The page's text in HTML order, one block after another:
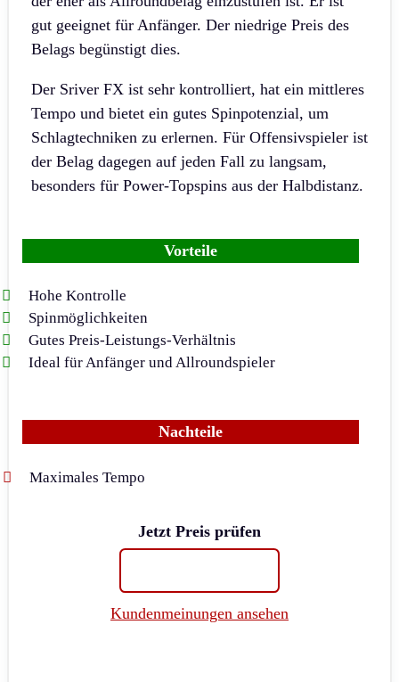
gut geeignet für Anfänger. Der niedrige Preis des
Belags begünstigt dies.
Der Sriver FX ist sehr kontrolliert, hat ein mittleres
Tempo und bietet ein gutes Spinpotenzial, um
Schlagtechniken zu erlernen. Für Offensivspieler ist
der Belag dagegen auf jeden Fall zu langsam,
besonders für Power-Topspins aus der Halbdistanz.
Vorteile
Hohe Kontrolle
Spinmöglichkeiten
Gutes Preis-Leistungs-Verhältnis
Ideal für Anfänger und Allroundspieler
Nachteile
Maximales Tempo
Jetzt Preis prüfen
Kundenmeinungen ansehen